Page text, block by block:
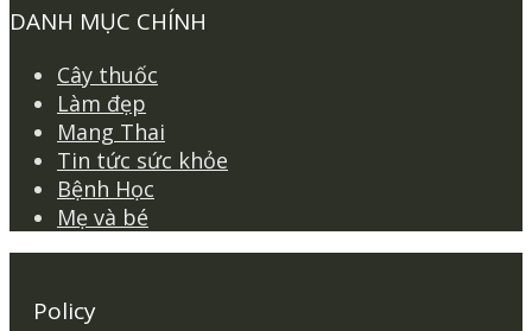
DANH MỤC CHÍNH
Cây thuốc
Làm đẹp
Mang Thai
Tin tức sức khỏe
Bệnh Học
Mẹ và bé
Policy